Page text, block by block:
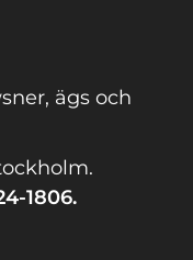
ägs och
1806.